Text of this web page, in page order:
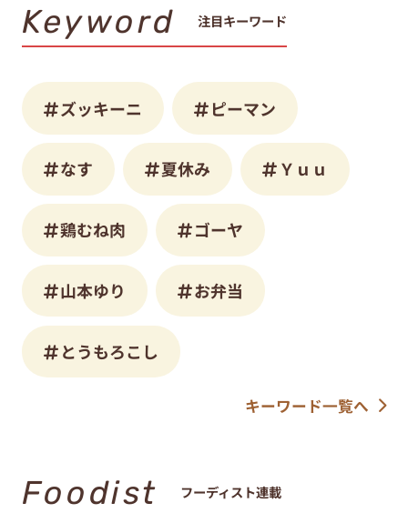
Keyword 注目キーワード
ズッキーニ ピーマン
なす 夏休み Ｙｕｕ
鶏むね肉 ゴーヤ
山本ゆり お弁当
とうもろこし
キーワード一覧へ
Foodist フーディスト連載